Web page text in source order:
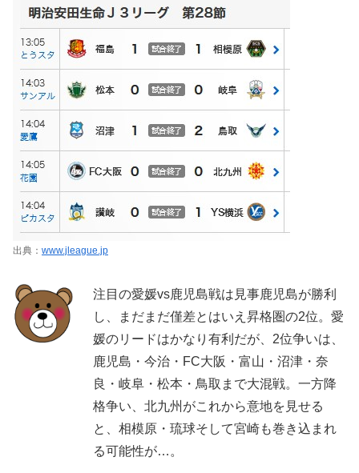
出典： www.jleague.jp
注目の愛媛vs鹿児島戦は見事鹿児島が勝利
し、まだまだ僅差とはいえ昇格圏の2位。愛
媛のリードはかなり有利だが、2位争いは、
鹿児島・今治・FC大阪・富山・沼津・奈
良・岐阜・松本・鳥取まで大混戦。一方降
格争い、北九州がこれから意地を見せる
と、相模原・琉球そして宮崎も巻き込まれ
る可能性が…。